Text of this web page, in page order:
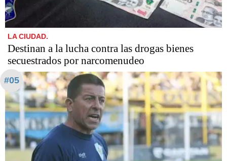
LA CIUDAD.
Destinan a la lucha contra las drogas bienes
secuestrados por narcomenudeo
#05